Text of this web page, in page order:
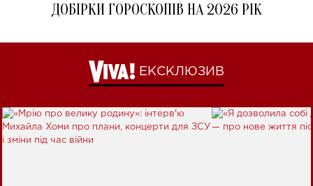
ДОБІРКИ ГОРОСКОПІВ НА 2026 РІК
ЕКСКЛЮЗИВ